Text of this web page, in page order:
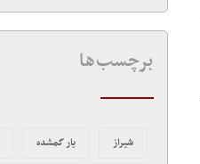
برچسب‌ها
شیراز یار گمشده